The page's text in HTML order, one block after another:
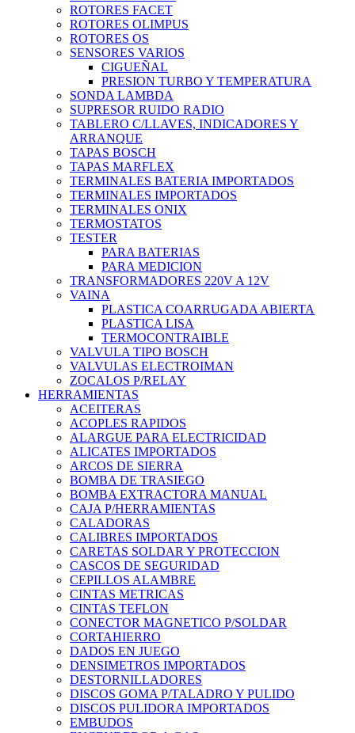
ROTORES FACET
ROTORES OLIMPUS
ROTORES OS
SENSORES VARIOS
CIGUEÑAL
PRESION TURBO Y TEMPERATURA
SONDA LAMBDA
SUPRESOR RUIDO RADIO
TABLERO C/LLAVES, INDICADORES Y
ARRANQUE
TAPAS BOSCH
TAPAS MARFLEX
TERMINALES BATERIA IMPORTADOS
TERMINALES IMPORTADOS
TERMINALES ONIX
TERMOSTATOS
TESTER
PARA BATERIAS
PARA MEDICION
TRANSFORMADORES 220V A 12V
VAINA
PLASTICA COARRUGADA ABIERTA
PLASTICA LISA
TERMOCONTRAIBLE
VALVULA TIPO BOSCH
VALVULAS ELECTROIMAN
ZOCALOS P/RELAY
HERRAMIENTAS
ACEITERAS
ACOPLES RAPIDOS
ALARGUE PARA ELECTRICIDAD
ALICATES IMPORTADOS
ARCOS DE SIERRA
BOMBA DE TRASIEGO
BOMBA EXTRACTORA MANUAL
CAJA P/HERRAMIENTAS
CALADORAS
CALIBRES IMPORTADOS
CARETAS SOLDAR Y PROTECCION
CASCOS DE SEGURIDAD
CEPILLOS ALAMBRE
CINTAS METRICAS
CINTAS TEFLON
CONECTOR MAGNETICO P/SOLDAR
CORTAHIERRO
DADOS EN JUEGO
DENSIMETROS IMPORTADOS
DESTORNILLADORES
DISCOS GOMA P/TALADRO Y PULIDO
DISCOS PULIDORA IMPORTADOS
EMBUDOS